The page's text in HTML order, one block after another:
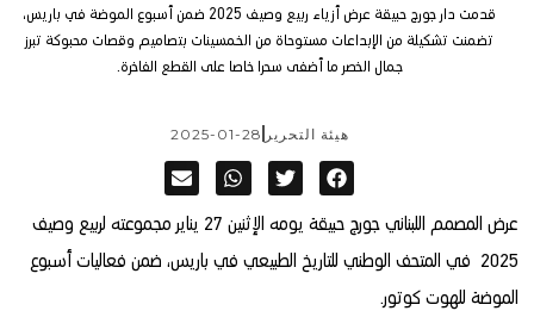
قدمت دار جورج حبيقة عرض أزياء ربيع وصيف 2025 ضمن أسبوع الموضة في باريس،
تشكيلة من الإبداعات مستوحاة من الخمسينات بتصاميم وقصات محبوكة تبرز
جمال الخصر ما أضفى سحرا خاصا على القطع الفاخرة.
هيئة التحرير 2025-01-28
عرض المصمم اللبناني جورج حبيقة يومه الإثنين 27 يناير مجموعته لربيع وصيف
2025 في المتحف الوطني للتاريخ الطبيعي في باريس، ضمن فعاليات أسبوع
للهوت كوتور.